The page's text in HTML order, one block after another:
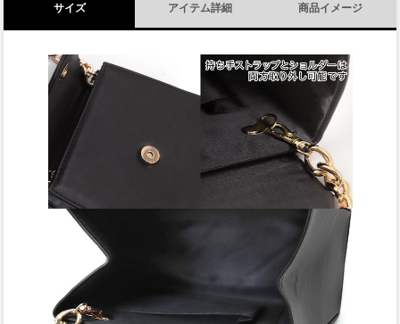
サイズ アイテム詳細 商品イメージ